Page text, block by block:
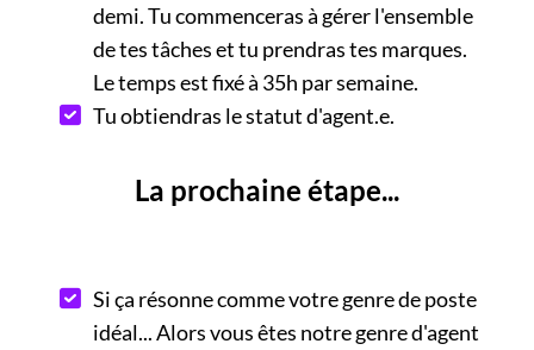
demi. Tu commenceras à gérer l'ensemble
de tes tâches et tu prendras tes marques.
Le temps est fixé à 35h par semaine.
Tu obtiendras le statut d'agent.e.
La prochaine étape...
Si ça résonne comme votre genre de poste
idéal... Alors vous êtes notre genre d'agent